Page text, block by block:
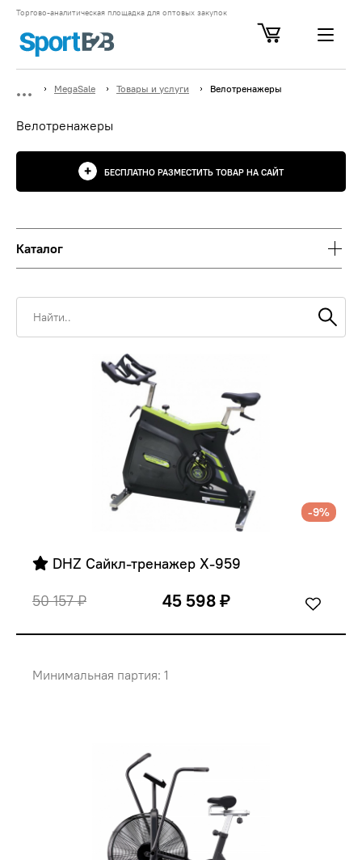
Торгово-аналитическая площадка для оптовых закупок
MegaSale Товары и услуги Велотренажеры
Велотренажеры
БЕСПЛАТНО РАЗМЕСТИТЬ ТОВАР НА САЙТ
Каталог
-9%
DHZ Сайкл-тренажер X-959
50 157 ₽
45 598 ₽
Минимальная партия: 1